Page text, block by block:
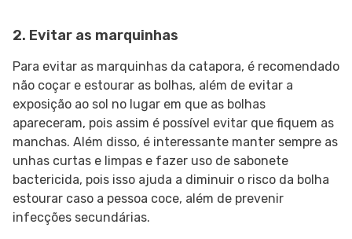
2. Evitar as marquinhas
Para evitar as marquinhas da catapora, é recomendado
não coçar e estourar as bolhas, além de evitar a
exposição ao sol no lugar em que as bolhas
apareceram, pois assim é possível evitar que fiquem as
manchas. Além disso, é interessante manter sempre as
unhas curtas e limpas e fazer uso de sabonete
bactericida, pois isso ajuda a diminuir o risco da bolha
estourar caso a pessoa coce, além de prevenir
infecções secundárias.